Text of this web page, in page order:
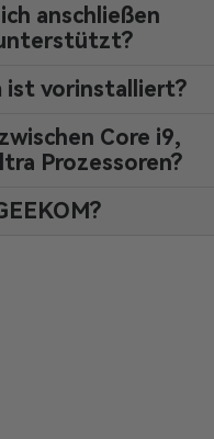
anschließen
ist vorinstalliert?
Core i9,
Prozessoren?